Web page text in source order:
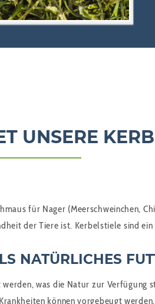
UNSERE
für Nager (Meerschweinchen,
der Tiere ist. Kerbelstiele sind
NATÜRLICHES
was die Natur zur Verfügung
können vorgebeugt